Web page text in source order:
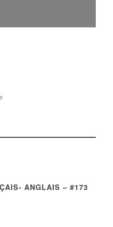
ANGLAIS – #173